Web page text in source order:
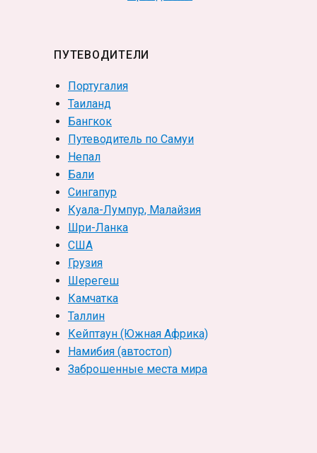
ПУТЕВОДИТЕЛИ
Португалия
Таиланд
Бангкок
Путеводитель по Самуи
Непал
Бали
Сингапур
Куала-Лумпур, Малайзия
Шри-Ланка
США
Грузия
Шерегеш
Камчатка
Таллин
Кейптаун (Южная Африка)
Намибия (автостоп)
Заброшенные места мира